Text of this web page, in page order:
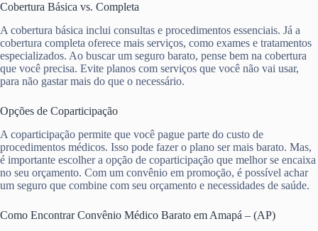
Cobertura Básica vs. Completa
A cobertura básica inclui consultas e procedimentos essenciais. Já a
cobertura completa oferece mais serviços, como exames e tratamentos
especializados. Ao buscar um seguro barato, pense bem na cobertura
que você precisa. Evite planos com serviços que você não vai usar,
para não gastar mais do que o necessário.
Opções de Coparticipação
A coparticipação permite que você pague parte do custo de
procedimentos médicos. Isso pode fazer o plano ser mais barato. Mas,
é importante escolher a opção de coparticipação que melhor se encaixa
no seu orçamento. Com um convênio em promoção, é possível achar
um seguro que combine com seu orçamento e necessidades de saúde.
Como Encontrar Convênio Médico Barato em Amapá – (AP)